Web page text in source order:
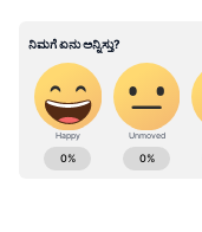
ಕರ್ನಾಟಕ, ಭಾರತ (